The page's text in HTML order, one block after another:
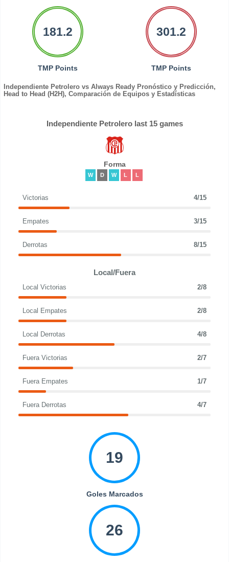
181.2
TMP Points
301.2
TMP Points
Independiente Petrolero vs Always Ready Pronóstico y Predicción,
Head to Head (H2H), Comparación de Equipos y Estadísticas
Independiente Petrolero last 15 games
Forma
W D W L L
Victorias 4/15
Empates 3/15
Derrotas 8/15
Local/Fuera
Local Victorias 2/8
Local Empates 2/8
Local Derrotas 4/8
Fuera Victorias 2/7
Fuera Empates 1/7
Fuera Derrotas 4/7
19
Goles Marcados
26